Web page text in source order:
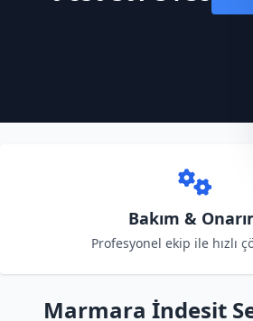
Bakım &
Profesyonel ekip ile hızlı
Marmara İndesit